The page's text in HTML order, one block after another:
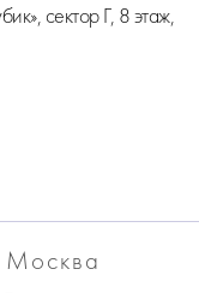
сектор Г, 8 этаж,